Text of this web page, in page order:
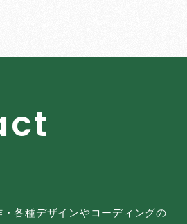
ct
各種デザインやコーディングの